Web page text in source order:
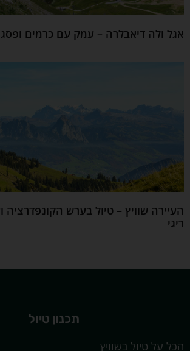
אגל ולה דיאבלרה – עמק עם כרמים
העיירה שוויץ – טיול בערש הקונפדרציה
ריגי
תכנון טיול
הכל על טיול בשוויץ